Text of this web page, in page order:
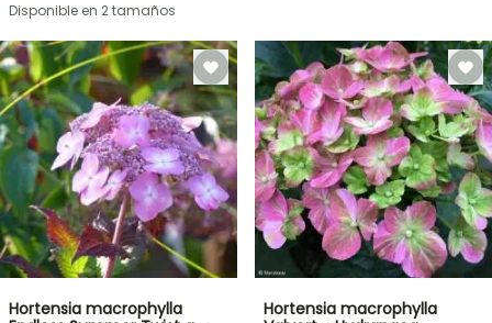
Disponible en 2 tamaños
Hortensia macrophylla
Hortensia macrophylla